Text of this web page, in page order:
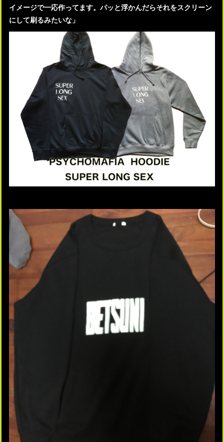
イメージで一応作ってます。パッと浮かんだらそれをスクリーン
にして刷るみたいな」